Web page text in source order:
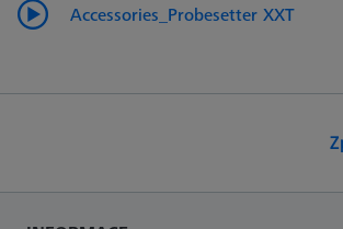
Accessories_Probesetter XXT